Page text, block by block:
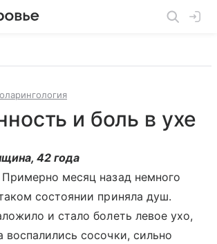
и боль в ухе
42 года
Примерно месяц назад немного
состоянии приняла душ.
и стало болеть левое ухо,
воспалились сосочки, сильно